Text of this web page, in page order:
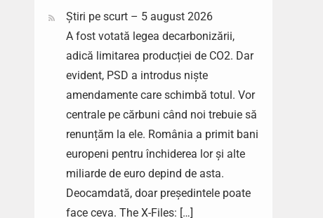
Știri pe scurt – 5 august 2026
A fost votată legea decarbonizării,
adică limitarea producției de CO2. Dar
evident, PSD a introdus niște
amendamente care schimbă totul. Vor
centrale pe cărbuni când noi trebuie să
renunțăm la ele. România a primit bani
europeni pentru închiderea lor și alte
miliarde de euro depind de asta.
Deocamdată, doar președintele poate
face ceva. The X-Files: […]